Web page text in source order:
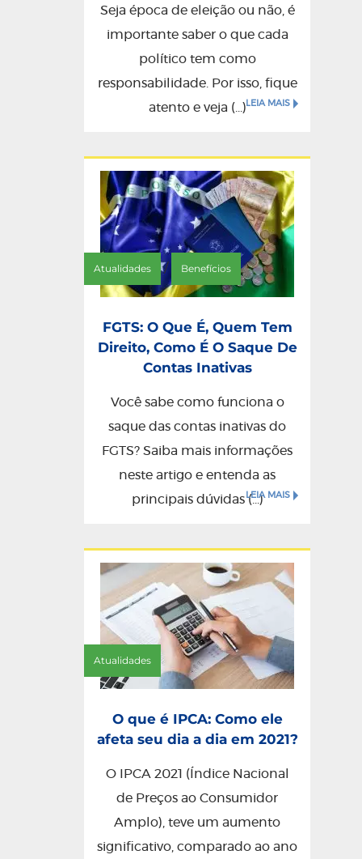
Seja época de eleição ou não, é
importante saber o que cada
político tem como
responsabilidade. Por isso, fique
atento e veja (...)LEIA MAIS
Atualidades / Benefícios
FGTS: O Que É, Quem Tem
Direito, Como É O Saque De
Contas Inativas
Você sabe como funciona o
saque das contas inativas do
FGTS? Saiba mais informações
neste artigo e entenda as
principais dúvidas (...)LEIA MAIS
Atualidades
O que é IPCA: Como ele
afeta seu dia a dia em 2021?
O IPCA 2021 (Índice Nacional
de Preços ao Consumidor
Amplo), teve um aumento
significativo, comparado ao ano